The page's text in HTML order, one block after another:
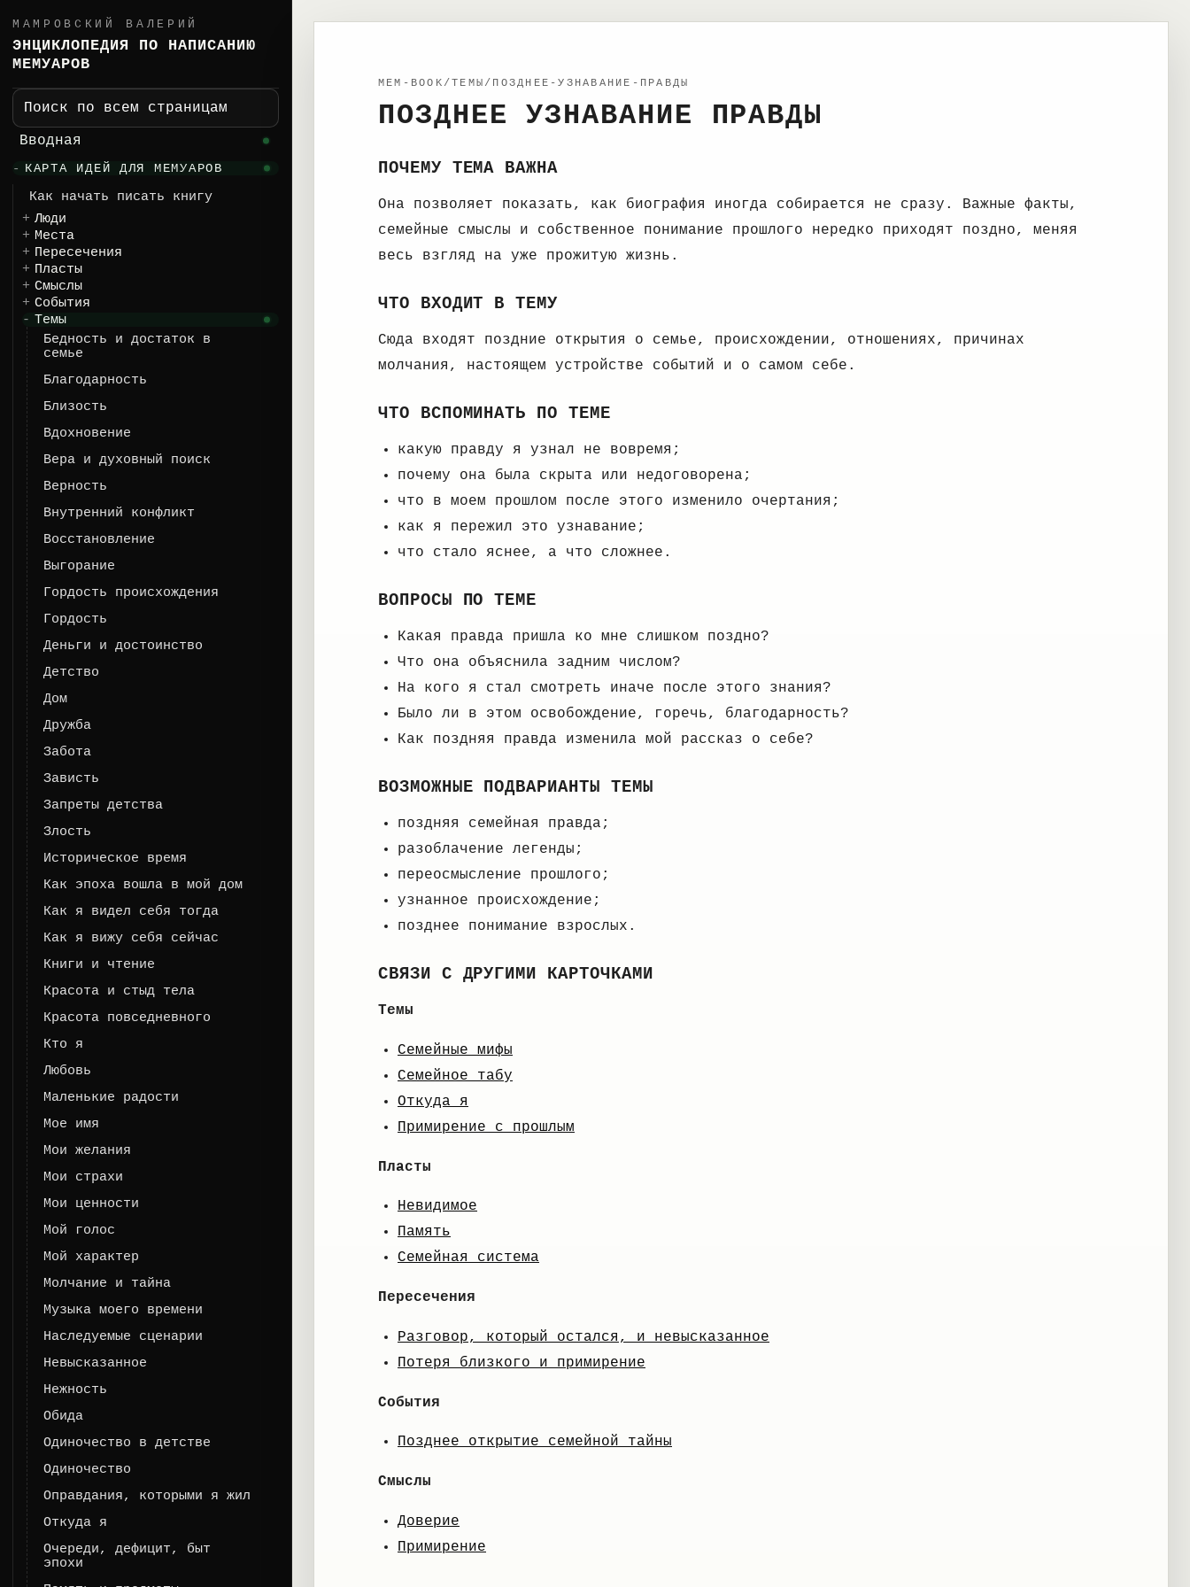
МАМРОВСКИЙ ВАЛЕРИЙ
ЭНЦИКЛОПЕДИЯ ПО НАПИСАНИЮ
МЕМУАРОВ
Поиск по всем страницам
Вводная
КАРТА ИДЕЙ ДЛЯ МЕМУАРОВ
Как начать писать книгу
Люди
Места
Пересечения
Пласты
Смыслы
События
Темы
Бедность и достаток в
семье
Благодарность
Близость
Вдохновение
Вера и духовный поиск
Верность
Внутренний конфликт
Восстановление
Выгорание
Гордость происхождения
Гордость
Деньги и достоинство
Детство
Дом
Дружба
Забота
Зависть
Запреты детства
Злость
Историческое время
Как эпоха вошла в мой дом
Как я видел себя тогда
Как я вижу себя сейчас
Книги и чтение
Красота и стыд тела
Красота повседневного
Кто я
Любовь
Маленькие радости
Мое имя
Мои желания
Мои страхи
Мои ценности
Мой голос
Мой характер
Молчание и тайна
Музыка моего времени
Наследуемые сценарии
Невысказанное
Нежность
Обида
Одиночество в детстве
Одиночество
Оправдания, которыми я жил
Откуда я
Очереди, дефицит, быт
эпохи
MEM-BOOK/ТЕМЫ/ПОЗДНЕЕ-УЗНАВАНИЕ-ПРАВДЫ
ПОЗДНЕЕ УЗНАВАНИЕ ПРАВДЫ
ПОЧЕМУ ТЕМА ВАЖНА
Она позволяет показать, как биография иногда собирается не сразу. Важные факты,
семейные смыслы и собственное понимание прошлого нередко приходят поздно, меняя
весь взгляд на уже прожитую жизнь.
ЧТО ВХОДИТ В ТЕМУ
Сюда входят поздние открытия о семье, происхождении, отношениях, причинах
молчания, настоящем устройстве событий и о самом себе.
ЧТО ВСПОМИНАТЬ ПО ТЕМЕ
какую правду я узнал не вовремя;
почему она была скрыта или недоговорена;
что в моем прошлом после этого изменило очертания;
как я пережил это узнавание;
что стало яснее, а что сложнее.
ВОПРОСЫ ПО ТЕМЕ
Какая правда пришла ко мне слишком поздно?
Что она объяснила задним числом?
На кого я стал смотреть иначе после этого знания?
Было ли в этом освобождение, горечь, благодарность?
Как поздняя правда изменила мой рассказ о себе?
ВОЗМОЖНЫЕ ПОДВАРИАНТЫ ТЕМЫ
поздняя семейная правда;
разоблачение легенды;
переосмысление прошлого;
узнанное происхождение;
позднее понимание взрослых.
СВЯЗИ С ДРУГИМИ КАРТОЧКАМИ
Темы
Семейные мифы
Семейное табу
Откуда я
Примирение с прошлым
Пласты
Невидимое
Память
Семейная система
Пересечения
Разговор, который остался, и невысказанное
Потеря близкого и примирение
События
Позднее открытие семейной тайны
Смыслы
Доверие
Примирение